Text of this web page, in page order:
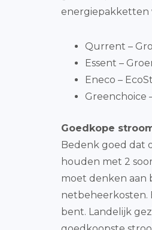
energiepakketten
Qurrent –
Essent –
Eneco –
Greenchoice
Goedkope
Bedenk goed dat
houden met 2
moet denken aan
netbeheerkosten.
bent. Landelijk